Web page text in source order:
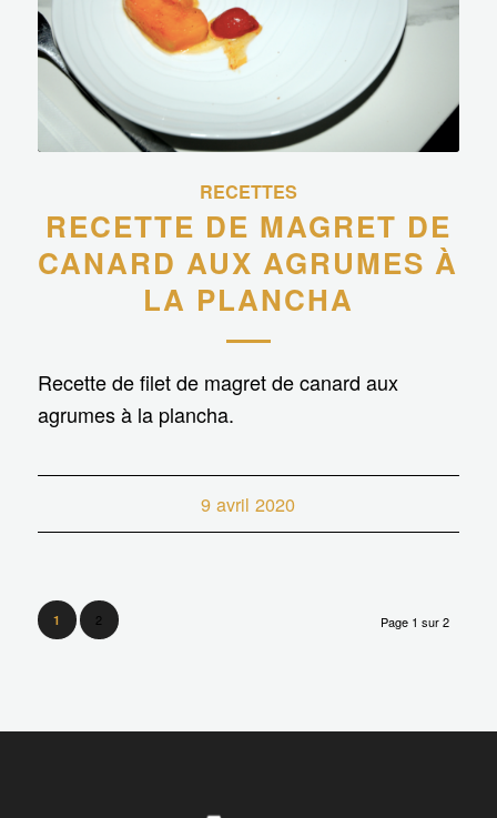
RECETTES
RECETTE DE MAGRET DE
CANARD AUX AGRUMES À
LA PLANCHA
Recette de filet de magret de canard aux
agrumes à la plancha.
9 avril 2020
Page 1 sur 2
1 2